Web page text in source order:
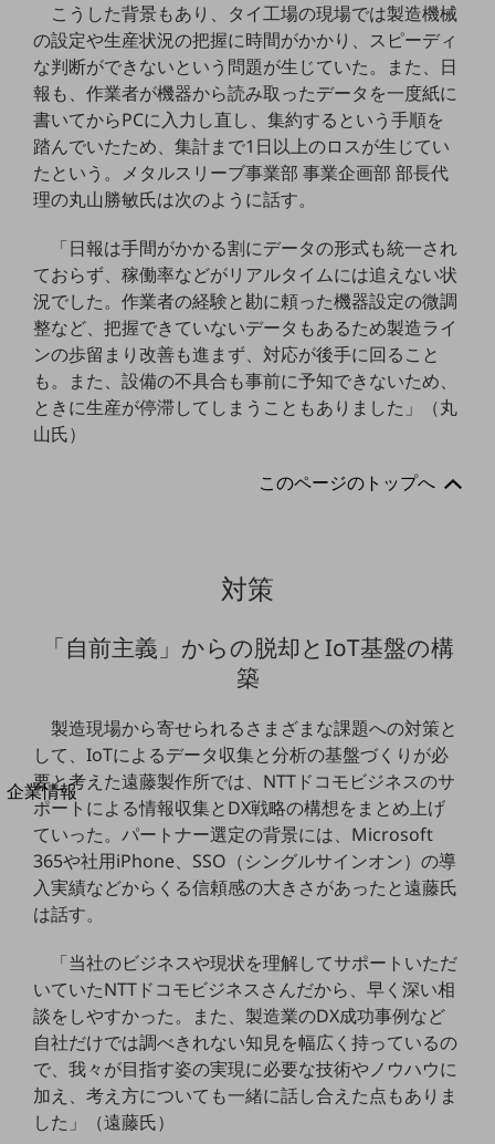
リモート・ハイブリッドワーク
セキュリティ
その他のお悩みはこちら
業界から見つける
業界から見つけるTOP
製造業
小売・卸売業
運輸業
建設業
地域産業
その他の業界はこちら
ゲーム感覚で見つける
新規会員登録/ログインはこちら
100回線以上のお問い合わせ・お見積りはこちら
別ウィンドウで開きます
企業情報
企業情報TOP
会社案内
会社案内TOP
社長からのご挨拶
事業拠点
グループ会社
会社案内パンフレット
ニュースルーム
こうした背景もあり、タイ工場の現場では製造機械
の設定や生産状況の把握に時間がかかり、スピーディ
な判断ができないという問題が生じていた。また、日
報も、作業者が機器から読み取ったデータを一度紙に
書いてからPCに入力し直し、集約するという手順を
踏んでいたため、集計まで1日以上のロスが生じてい
たという。メタルスリーブ事業部 事業企画部 部長代
理の丸山勝敏氏は次のように話す。
「日報は手間がかかる割にデータの形式も統一され
ておらず、稼働率などがリアルタイムには追えない状
況でした。作業者の経験と勘に頼った機器設定の微調
整など、把握できていないデータもあるため製造ライ
ンの歩留まり改善も進まず、対応が後手に回ること
も。また、設備の不具合も事前に予知できないため、
ときに生産が停滞してしまうこともありました」（丸
山氏）
このページのトップへ
対策
「自前主義」からの脱却とIoT基盤の構
築
製造現場から寄せられるさまざまな課題への対策と
して、IoTによるデータ収集と分析の基盤づくりが必
要と考えた遠藤製作所では、NTTドコモビジネスのサ
ポートによる情報収集とDX戦略の構想をまとめ上げ
ていった。パートナー選定の背景には、Microsoft
365や社用iPhone、SSO（シングルサインオン）の導
入実績などからくる信頼感の大きさがあったと遠藤氏
は話す。
「当社のビジネスや現状を理解してサポートいただ
いていたNTTドコモビジネスさんだから、早く深い相
談をしやすかった。また、製造業のDX成功事例など
自社だけでは調べきれない知見を幅広く持っているの
で、我々が目指す姿の実現に必要な技術やノウハウに
加え、考え方についても一緒に話し合えた点もありま
した」（遠藤氏）